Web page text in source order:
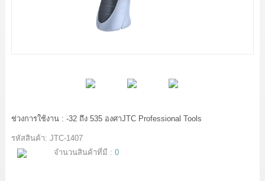
ช่วงการใช้งาน : -32 ถึง 535 องศาJTC Professional Tools
รหัสสินค้า: JTC-1407
จำนวนสินค้าที่มี : 0